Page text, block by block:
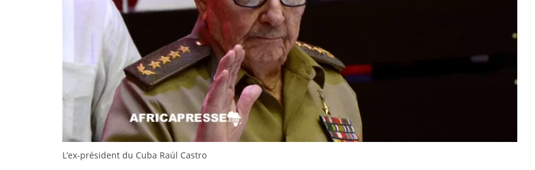
L’ex-président du Cuba Raúl Castro